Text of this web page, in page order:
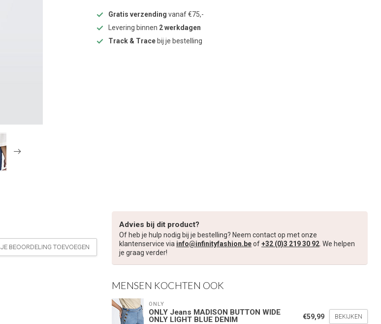
Gratis verzending vanaf €75,-
Levering binnen 2 werkdagen
Track & Trace bij je bestelling
JE BEOORDELING TOEVOEGEN
Advies bij dit product?
Of heb je hulp nodig bij je bestelling? Neem contact op met onze
klantenservice via info@infinityfashion.beof+32 (0)3 219 30 92 . We helpen
je graag verder!
MENSEN KOCHTEN OOK
ONLY
ONLY Jeans MADISON BUTTON WIDE
ONLY LIGHT BLUE DENIM
€59,99 BEKIJKEN